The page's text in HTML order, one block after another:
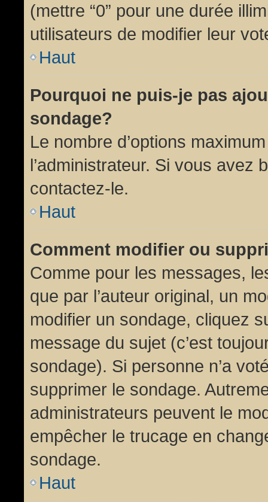
(mettre “0” pour une durée
utilisateurs de modifier leur
Haut
Pourquoi ne puis-je pas
sondage?
Le nombre d’options
l’administrateur. Si vous avez
contactez-le.
Haut
Comment modifier ou
Comme pour les messages,
que par l’auteur original, un
modifier un sondage, cliquez
message du sujet (c’est
sondage). Si personne n’a
supprimer le sondage.
administrateurs peuvent le
empêcher le trucage en
sondage.
Haut